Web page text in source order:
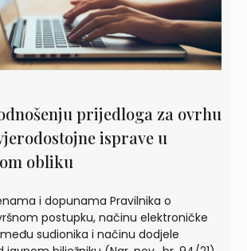
prijedloga za ovrhu
isprave u
obliku
i dopunama Pravilnika o
postupku, načinu elektroničke
sudionika i načinu dodjele